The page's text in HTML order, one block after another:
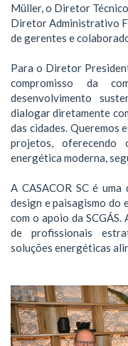
Müller, o Diretor
Diretor Administrativo
de gerentes e
Para o Diretor
compromisso da
desenvolvimento
dialogar diretamente
das cidades. Queremos
projetos,
energética moderna,
A CASACOR SC é
design e paisagismo do
com o apoio da
de profissionais
soluções energéticas